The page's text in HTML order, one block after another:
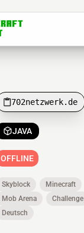
702netzwerk.de
JAVA
OFFLINE
Skyblock Minecraft
Mob Arena
Challenge
Deutsch